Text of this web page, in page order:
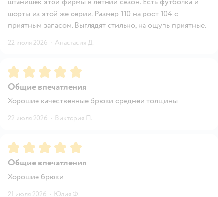
шорты из этой же серии. Размер 110 на рост 104 с
приятным запасом. Выглядят стильно, на ощупь приятные.
22 июля 2026 · Анастасия Д.
Рейтинг:5
Общие впечатления
Хорошие качественные брюки средней толщины
22 июля 2026 · Виктория П.
Рейтинг:5
Общие впечатления
Хорошие брюки
21 июля 2026 · Юлия Ф.